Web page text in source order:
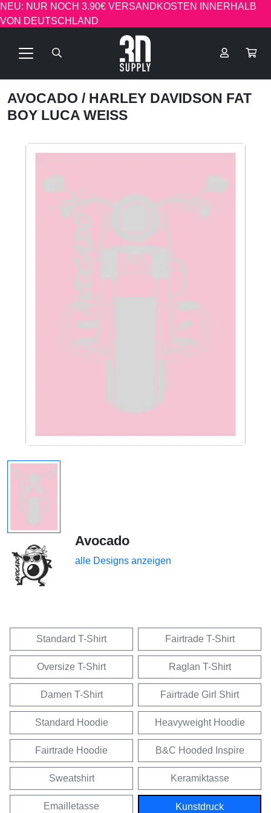
NEU: NUR NOCH 3.90€ VERSANDKOSTEN INNERHALB
VON DEUTSCHLAND
AVOCADO / HARLEY DAVIDSON FAT
BOY LUCA WEISS
Avocado
alle Designs anzeigen
Standard T-Shirt Fairtrade T-Shirt
Oversize T-Shirt Raglan T-Shirt
Damen T-Shirt Fairtrade Girl Shirt
Standard Hoodie Heavyweight Hoodie
Fairtrade Hoodie B&C Hooded Inspire
Sweatshirt Keramiktasse
Emailletasse Kunstdruck